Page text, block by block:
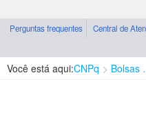
Perguntas frequentes Central de
Você está aqui:CNPq